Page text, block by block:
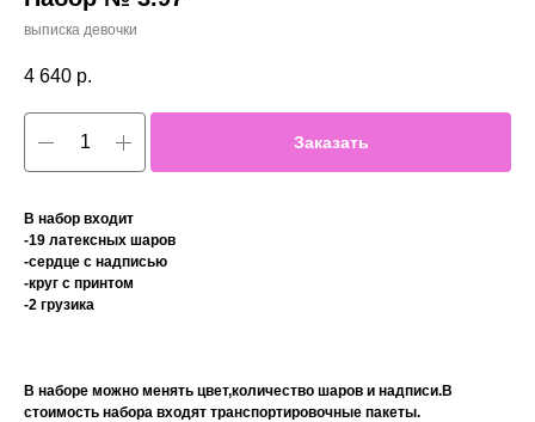
выписка девочки
4 640 р.
Заказать
В набор входит
-19 латексных шаров
-сердце с надписью
-круг с принтом
-2 грузика
В наборе можно менять цвет,количество шаров и надписи.В
стоимость набора входят транспортировочные пакеты.